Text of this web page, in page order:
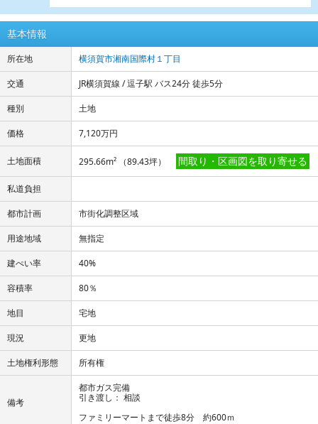
基本情報
所在地 横須賀市湘南国際村１丁目
交通 JR横須賀線 / 逗子駅 バス24分 徒歩5分
種別 土地
価格 7,120万円
土地面積 295.66m² （89.43坪） 間取り・区画図を取り寄せる
私道負担
都市計画 市街化調整区域
用途地域 無指定
建ぺい率 40%
容積率 80％
地目 宅地
現況 更地
土地権利形態 所有権
備考
都市ガス完備
引き渡し： 相談
ファミリーマートまで徒歩8分 約600ｍ